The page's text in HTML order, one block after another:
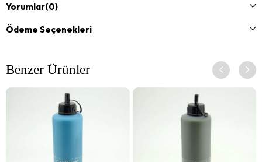
ve tekstil gibi tüm farklı yüzeylerde yüksek kapatıcılık sağlar.
İç ve dış mekanlarda kullanıma uygundur. Astar ve
zımparalama gerektirmez. Süper akışkan ve dayanıklı
boyadır. Cadence Multisurface Hybrid Akrilik Boyaları silikon
polimerden üretilen boyalardır. İç ve dış mekanlarda
kullanılabilir. Sağlığa zararlı madde içermez. CE&EN71
Yorumlar(0)
Ödeme Seçenekleri
Benzer Ürünler